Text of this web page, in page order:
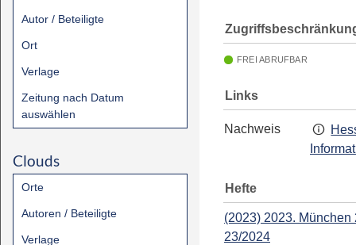
Autor / Beteiligte
Ort
Verlage
Zeitung nach Datum
auswählen
Clouds
Orte
Autoren / Beteiligte
Verlage
FREI ABRUFBAR
Links
Nachweis
Hefte
(2023) 2023. München
23/2024